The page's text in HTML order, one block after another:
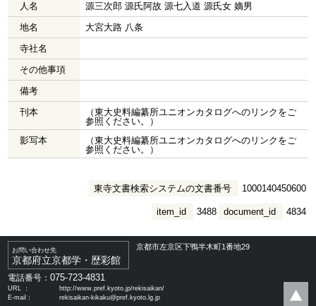
人名
源三次郎 源氏阿故 源七入道 源氏女 嫡男
地名
大宮大路 八条
寺社名
その他事項
備考
刊本
（東大史料編纂所ユニオンカタログへのリンクをご
参照ください。）
影写本
（東大史料編纂所ユニオンカタログへのリンクをご
参照ください。）
東寺文書検索システムの文書番号 1000140450600
document_id 4834
item_id 3488
お問い合わせ先
京都府立京都学・歴彩館
京都市左京区下鴨半木町1番地29
電話番号：075-723-4831
URL ：
http://www.pref.kyoto.jp/rekisaikan/
E-mail：
rekisaikan-kikaku@pref.kyoto.lg.jp